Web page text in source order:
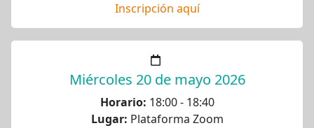
Inscripción aquí
Miércoles 20 de mayo 2026
Horario: 18:00 - 18:40
Lugar: Plataforma Zoom